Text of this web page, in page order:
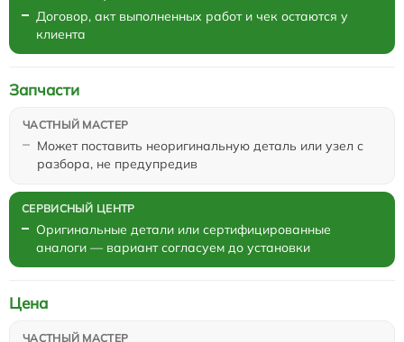
Договор, акт выполненных работ и чек остаются у
клиента
Может поставить неоригинальную деталь или узел с
разбора, не предупредив
Запчасти
Оригинальные детали или сертифицированные
аналоги — вариант согласуем до установки
Цена